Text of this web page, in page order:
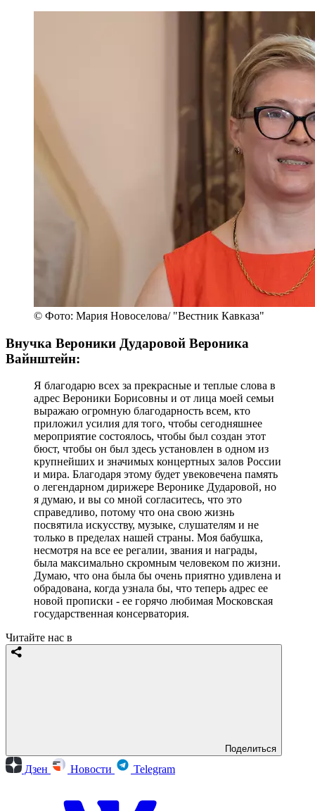
© Фото: Мария Новоселова/ "Вестник Кавказа"
Внучка Вероники Дударовой Вероника
Вайнштейн:
Я благодарю всех за прекрасные и теплые слова в
адрес Вероники Борисовны и от лица моей семьи
выражаю огромную благодарность всем, кто
приложил усилия для того, чтобы сегодняшнее
мероприятие состоялось, чтобы был создан этот
бюст, чтобы он был здесь установлен в одном из
крупнейших и значимых концертных залов России
и мира. Благодаря этому будет увековечена память
о легендарном дирижере Веронике Дударовой, но
я думаю, и вы со мной согласитесь, что это
справедливо, потому что она свою жизнь
посвятила искусству, музыке, слушателям и не
только в пределах нашей страны. Моя бабушка,
несмотря на все ее регалии, звания и награды,
была максимально скромным человеком по жизни.
Думаю, что она была бы очень приятно удивлена и
обрадована, когда узнала бы, что теперь адрес ее
новой прописки - ее горячо любимая Московская
государственная консерватория.
Читайте нас в
Поделиться
Дзен Новости Telegram